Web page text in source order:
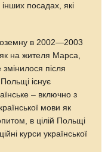
інших посадах, які
в 2002—2003
на жителя Марса,
після
існує
– включно з
мови як
в цілій Польщі
курси української